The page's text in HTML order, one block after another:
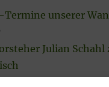
Termine unserer
Julian Schahl